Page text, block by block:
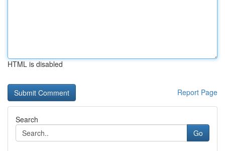
HTML is disabled
Report Page
Search
Go